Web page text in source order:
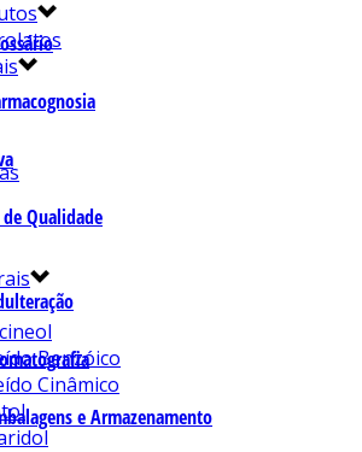
Qualidade
e Armazenamento
Benzóico
Cinâmico